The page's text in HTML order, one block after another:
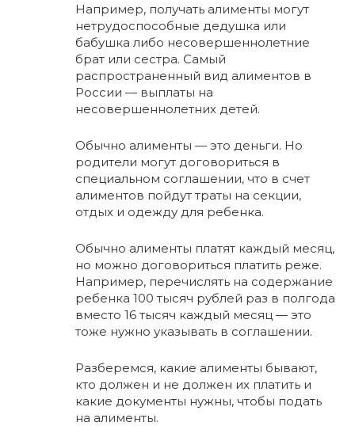
Например, получать алименты могут
нетрудоспособные дедушка или
бабушка либо несовершеннолетние
брат или сестра. Самый
распространенный вид алиментов в
России — выплаты на
несовершеннолетних детей.
Обычно алименты — это деньги. Но
родители могут договориться в
специальном соглашении, что в счет
алиментов пойдут траты на секции,
отдых и одежду для ребенка.
Обычно алименты платят каждый месяц,
но можно договориться платить реже.
Например, перечислять на содержание
ребенка 100 тысяч рублей раз в полгода
вместо 16 тысяч каждый месяц — это
тоже нужно указывать в соглашении.
Разберемся, какие алименты бывают,
кто должен и не должен их платить и
какие документы нужны, чтобы подать
на алименты.